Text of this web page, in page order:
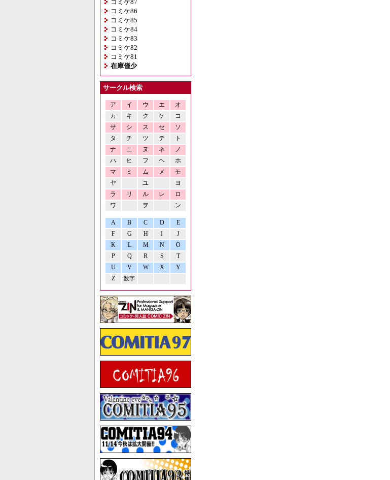
コミケ87
コミケ86
コミケ85
コミケ84
コミケ83
コミケ82
コミケ81
在庫僅少
サークル検索
ア イ ウ エ
オ
カ
キ ク ケ
コ
サ
シ ス セ
ソ
タ
チ ツ テ
ト
ナ
ニ ヌ ネ
ノ
ハ
ヒ フ ヘ
ホ
マ
ミ ム メ
モ
ヤ
ユ
ヨ
ラ
リ ル レ
ロ
ワ
ヲ ン
A B C D
E
F
G H I
J
K
L M N
O
P
Q R S
T
U
V W X
Y
Z
数字